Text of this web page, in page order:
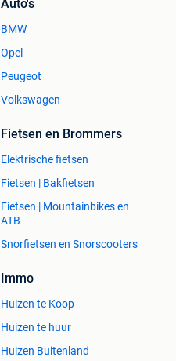
Auto's
BMW
Opel
Peugeot
Volkswagen
Fietsen en Brommers
Elektrische fietsen
Fietsen | Bakfietsen
Fietsen | Mountainbikes en
ATB
Snorfietsen en Snorscooters
Immo
Huizen te Koop
Huizen te huur
Huizen Buitenland